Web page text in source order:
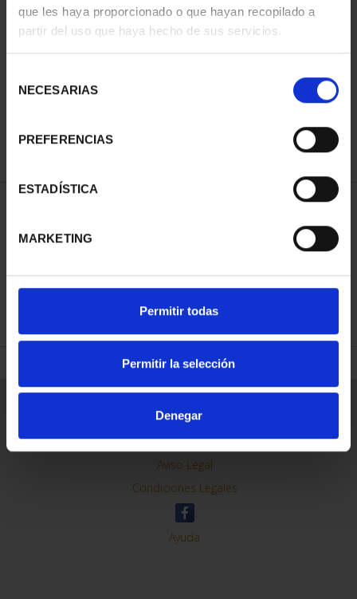
que les haya proporcionado o que hayan recopilado a
partir del uso que haya hecho de sus servicios.
NECESARIAS
PREFERENCIAS
ESTADÍSTICA
MARKETING
Permitir todas
Permitir la selección
Denegar
73,00 €
REFINAR
Contacto
Preguntas Frequentes (FAQs)
Aviso Legal
Condiciones Legales
Ayuda